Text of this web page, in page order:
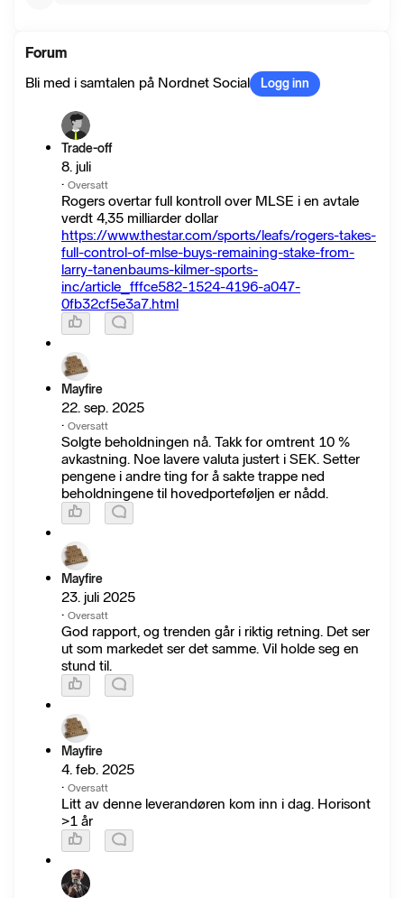
Forum
Bli med i samtalen på Nordnet Social
Logg inn
Trade-off
8. juli
· Oversatt
Rogers overtar full kontroll over MLSE i en avtale
verdt 4,35 milliarder dollar
https://www.thestar.com/sports/leafs/rogers-takes-
full-control-of-mlse-buys-remaining-stake-from-
larry-tanenbaums-kilmer-sports-
inc/article_fffce582-1524-4196-a047-
0fb32cf5e3a7.html
Mayfire
22. sep. 2025
· Oversatt
Solgte beholdningen nå. Takk for omtrent 10 %
avkastning. Noe lavere valuta justert i SEK. Setter
pengene i andre ting for å sakte trappe ned
beholdningene til hovedporteføljen er nådd.
Mayfire
23. juli 2025
· Oversatt
God rapport, og trenden går i riktig retning. Det ser
ut som markedet ser det samme. Vil holde seg en
stund til.
Mayfire
4. feb. 2025
· Oversatt
Litt av denne leverandøren kom inn i dag. Horisont
>1 år